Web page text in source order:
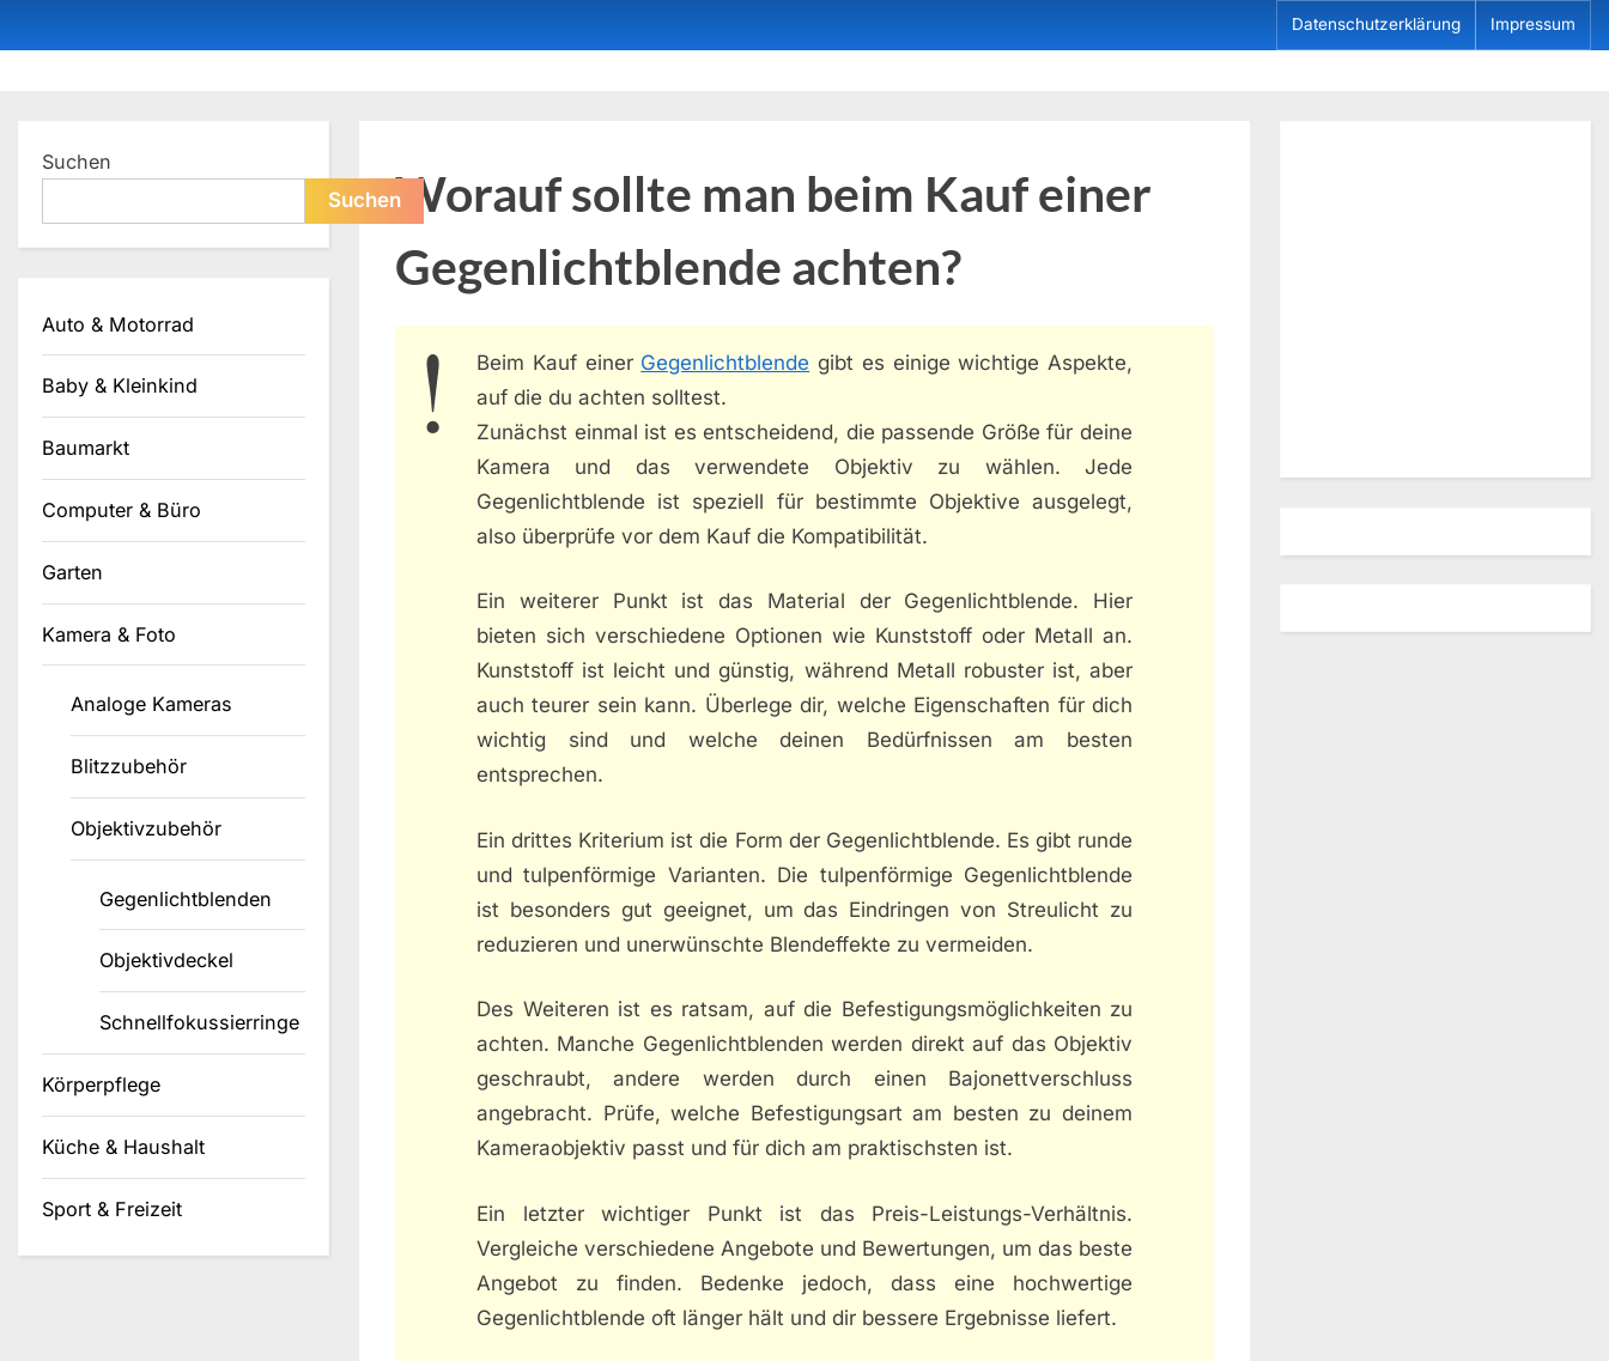
to
Datenschutzerklärung Impressum
Worauf sollte man beim Kauf einer
Gegenlichtblende achten?
Beim Kauf einer Gegenlichtblende gibt es einige wichtige Aspekte,
auf die du achten solltest.
Zunächst einmal ist es entscheidend, die passende Größe für deine
Kamera und das verwendete Objektiv zu wählen. Jede
Gegenlichtblende ist speziell für bestimmte Objektive ausgelegt,
also überprüfe vor dem Kauf die Kompatibilität.
Ein weiterer Punkt ist das Material der Gegenlichtblende. Hier
bieten sich verschiedene Optionen wie Kunststoff oder Metall an.
Kunststoff ist leicht und günstig, während Metall robuster ist, aber
auch teurer sein kann. Überlege dir, welche Eigenschaften für dich
wichtig sind und welche deinen Bedürfnissen am besten
entsprechen.
Ein drittes Kriterium ist die Form der Gegenlichtblende. Es gibt runde
und tulpenförmige Varianten. Die tulpenförmige Gegenlichtblende
ist besonders gut geeignet, um das Eindringen von Streulicht zu
reduzieren und unerwünschte Blendeffekte zu vermeiden.
Des Weiteren ist es ratsam, auf die Befestigungsmöglichkeiten zu
achten. Manche Gegenlichtblenden werden direkt auf das Objektiv
geschraubt, andere werden durch einen Bajonettverschluss
angebracht. Prüfe, welche Befestigungsart am besten zu deinem
Kameraobjektiv passt und für dich am praktischsten ist.
Ein letzter wichtiger Punkt ist das Preis-Leistungs-Verhältnis.
Vergleiche verschiedene Angebote und Bewertungen, um das beste
Angebot zu finden. Bedenke jedoch, dass eine hochwertige
Gegenlichtblende oft länger hält und dir bessere Ergebnisse liefert.
Suchen
Suchen
Auto & Motorrad
Baby & Kleinkind
Baumarkt
Computer & Büro
Garten
Kamera & Foto
Analoge Kameras
Blitzzubehör
Objektivzubehör
Gegenlichtblenden
Objektivdeckel
Schnellfokussierringe
Körperpflege
Küche & Haushalt
Sport & Freizeit